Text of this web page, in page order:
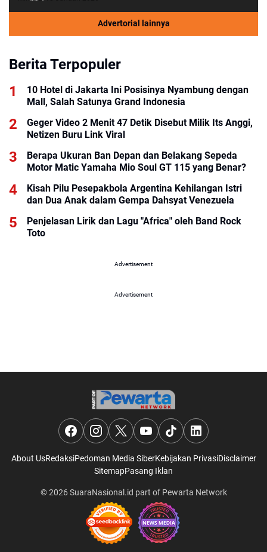
Advertorial lainnya
Berita Terpopuler
10 Hotel di Jakarta Ini Posisinya Nyambung dengan
Mall, Salah Satunya Grand Indonesia
Geger Video 2 Menit 47 Detik Disebut Milik Its Anggi,
Netizen Buru Link Viral
Berapa Ukuran Ban Depan dan Belakang Sepeda
Motor Matic Yamaha Mio Soul GT 115 yang Benar?
Kisah Pilu Pesepakbola Argentina Kehilangan Istri
dan Dua Anak dalam Gempa Dahsyat Venezuela
Penjelasan Lirik dan Lagu "Africa" oleh Band Rock
Toto
Advertisement
Advertisement
About UsRedaksiPedoman Media SiberKebijakan PrivasiDisclaimer
SitemapPasang Iklan
© 2026SuaraNasional.id part of Pewarta Network